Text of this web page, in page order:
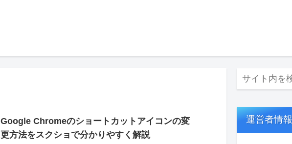
Google Chromeのショートカットアイコンの変
更方法をスクショで分かりやすく解説
運営者情報